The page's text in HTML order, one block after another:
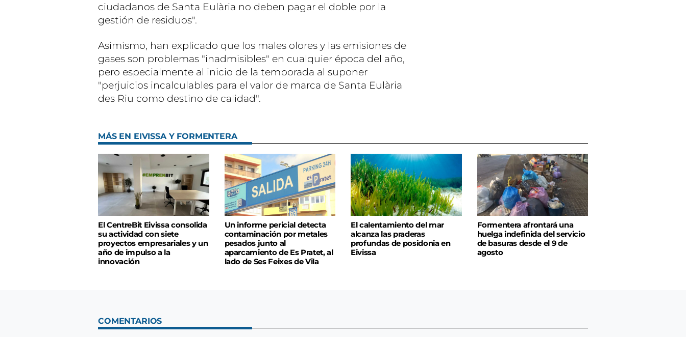
ciudadanos de Santa Eulària no deben pagar el doble por la
gestión de residuos".
Asimismo, han explicado que los males olores y las emisiones de
gases son problemas "inadmisibles" en cualquier época del año,
pero especialmente al inicio de la temporada al suponer
"perjuicios incalculables para el valor de marca de Santa Eulària
des Riu como destino de calidad".
MÁS EN EIVISSA Y FORMENTERA
El CentreBit Eivissa consolida
su actividad con siete
proyectos empresariales y un
año de impulso a la
innovación
Un informe pericial detecta
contaminación por metales
pesados junto al
aparcamiento de Es Pratet, al
lado de Ses Feixes de Vila
El calentamiento del mar
alcanza las praderas
profundas de posidonia en
Eivissa
Formentera afrontará una
huelga indefinida del servicio
de basuras desde el 9 de
agosto
COMENTARIOS